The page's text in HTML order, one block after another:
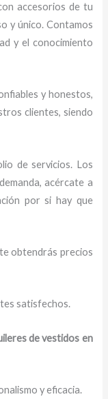
accesorios de tu
y único. Contamos
y el conocimiento
y honestos,
clientes, siendo
de servicios. Los
acércate a
por si hay que
obtendrás precios
satisfechos.
de vestidos en
y eficacia.